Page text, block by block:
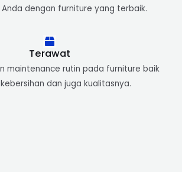
dengan furniture yang terbaik.
Terawat
maintenance rutin pada furniture baik
dan juga kualitasnya.